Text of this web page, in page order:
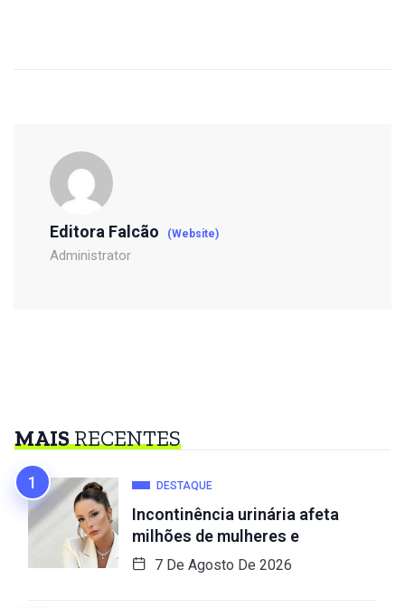
Editora Falcão (Website)
Administrator
MAISRECENTES
DESTAQUE
Incontinência urinária afeta
milhões de mulheres e
7 De Agosto De 2026